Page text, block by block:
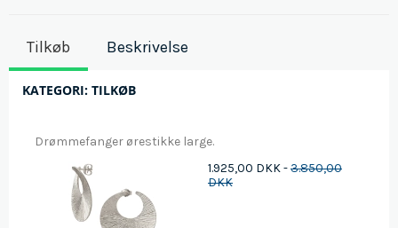
Tilkøb Beskrivelse
KATEGORI: TILKØB
Drømmefanger ørestikke large.
1.925,00 DKK-3.850,00
DKK